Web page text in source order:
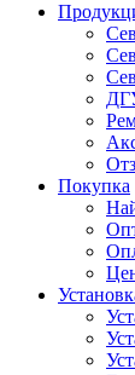
Покупка